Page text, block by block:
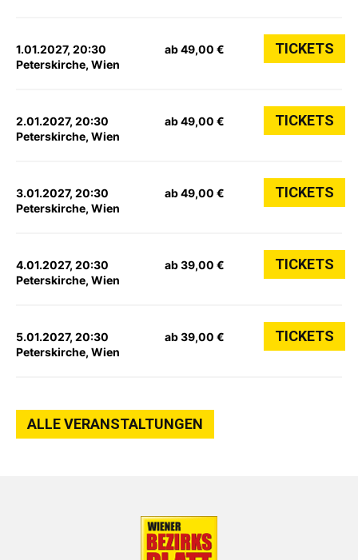
1.01.2027, 20:30
Peterskirche, Wien
ab 49,00 € TICKETS
2.01.2027, 20:30
Peterskirche, Wien
ab 49,00 € TICKETS
3.01.2027, 20:30
Peterskirche, Wien
ab 49,00 € TICKETS
4.01.2027, 20:30
Peterskirche, Wien
ab 39,00 € TICKETS
5.01.2027, 20:30
Peterskirche, Wien
ab 39,00 € TICKETS
ALLE VERANSTALTUNGEN